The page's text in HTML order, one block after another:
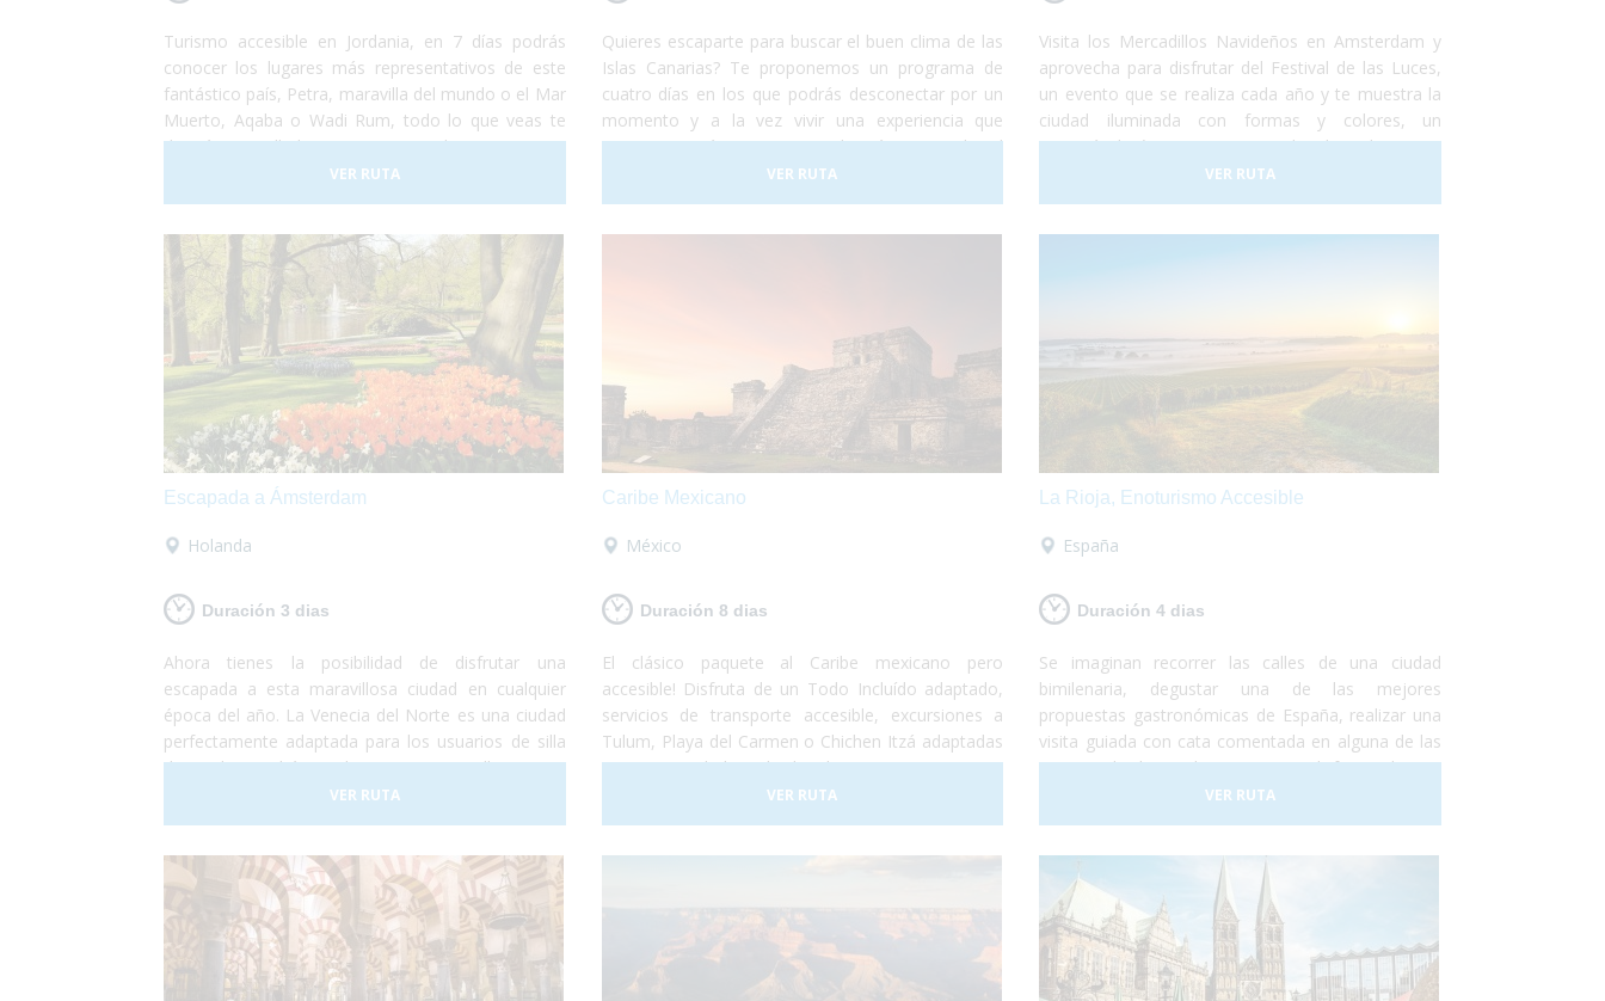
Turismo accesible en Jordania, en 7 días podrás
conocer los lugares más representativos de este
fantástico país, Petra, maravilla del mundo o el Mar
Muerto, Aqaba o Wadi Rum, todo lo que veas te
dejará maravillado. Los servicios de transporte y
hoteles están perfectamente adaptados para
personas con problemas de movilidad. Jordania te
VER RUTA
Quieres escaparte para buscar el buen clima de las
Islas Canarias? Te proponemos un programa de
cuatro días en los que podrás desconectar por un
momento y a la vez vivir una experiencia que
seguro querrás repetir. Te alojarás en un hotel
perfectamente adaptado para personas con
problemas de movilidad y desde allí podrás realizar
VER RUTA
Visita los Mercadillos Navideños en Amsterdam y
aprovecha para disfrutar del Festival de las Luces,
un evento que se realiza cada año y te muestra la
ciudad iluminada con formas y colores, un
espectáculo único y que no puedes dejar de ver. Te
proponemos una escapada de 4 días en la cuál
podrás disfrutar de esta mágica ciudad y de sus
VER RUTA
Escapada a Ámsterdam
Holanda
Duración 3 dias
Ahora tienes la posibilidad de disfrutar una
escapada a esta maravillosa ciudad en cualquier
época del año. La Venecia del Norte es una ciudad
perfectamente adaptada para los usuarios de silla
de ruedas. Podrás perderte entre sus calles, visitar
el Barrio Rojo o pasear por el Voldenpark, sabías
que en la primavera explota de color? Las flores y
accesible, te lo vas a perder?
VER RUTA
Caribe Mexicano
México
Duración 8 dias
El clásico paquete al Caribe mexicano pero
accesible! Disfruta de un Todo Incluído adaptado,
servicios de transporte accesible, excursiones a
Tulum, Playa del Carmen o Chichen Itzá adaptadas
a tus necesidades, alquiler de equipamientos para
poder disfrutar de la playa sin sobresaltos. No te lo
pierdas!
VER RUTA
La Rioja, Enoturismo Accesible
España
Duración 4 dias
Se imaginan recorrer las calles de una ciudad
bimilenaria, degustar una de las mejores
propuestas gastronómicas de España, realizar una
visita guiada con cata comentada en alguna de las
mejores bodegas de La Rioja o disfrutar de una
relajante sesión de Spa con una temática que gira
entorno del vino y del aceite de oliva? Y todo esto
VER RUTA